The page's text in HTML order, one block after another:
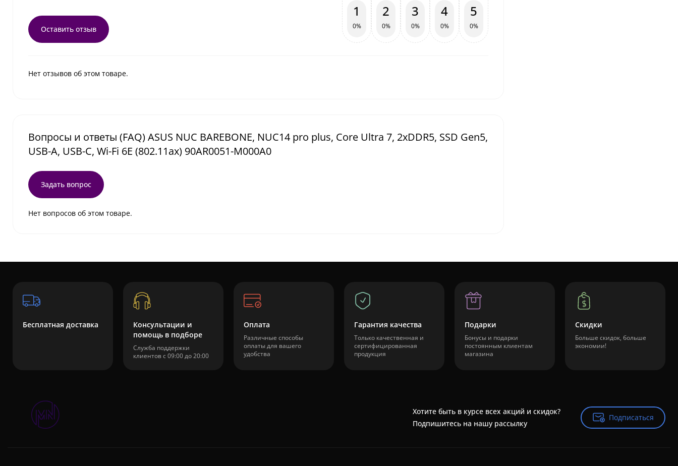
Оставить отзыв
1
0%
2
0%
3
0%
4
0%
5
0%
Нет отзывов об этом товаре.
Вопросы и ответы (FAQ) ASUS NUC BAREBONE, NUC14 pro plus, Core Ultra 7, 2xDDR5, SSD Gen5,
USB-A, USB-C, Wi-Fi 6E (802.11ax) 90AR0051-M000A0
Задать вопрос
Нет вопросов об этом товаре.
Бесплатная доставка
Консультации и
помощь в подборе
Служба поддержки
клиентов с 09:00 до 20:00
Оплата
Различные способы
оплаты для вашего
удобства
Гарантия качества
Только качественная и
сертифицированная
продукция
Подарки
Бонусы и подарки
постоянным клиентам
магазина
Скидки
Больше скидок, больше
экономии!
Хотите быть в курсе всех акций и скидок?
Подпишитесь на нашу рассылку
Подписаться
Подписаться